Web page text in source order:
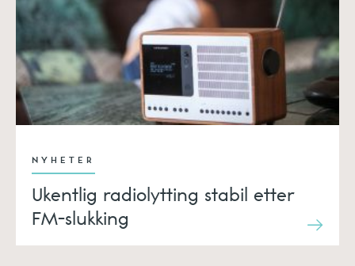
NYHETER
Ukentlig radiolytting stabil etter
FM-slukking